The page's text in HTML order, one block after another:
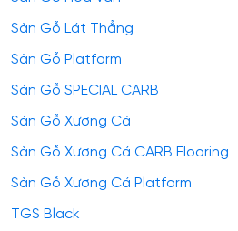
Sàn Gỗ Lát Thẳng
Sàn Gỗ Platform
Sàn Gỗ SPECIAL CARB
Sàn Gỗ Xương Cá
Sàn Gỗ Xương Cá CARB Flooring
Sàn Gỗ Xương Cá Platform
TGS Black